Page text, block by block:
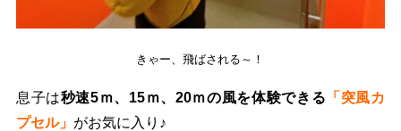
きゃー、飛ばされる～！
息子は秒速5ｍ、15ｍ、20ｍの風を体験できる 「突風カ
プセル」 がお気に入り♪